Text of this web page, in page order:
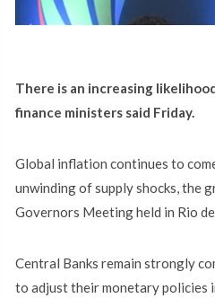
There is an increasing
finance ministers said Friday.
Global inflation continues to
unwinding of supply shocks, the
Governors Meeting held in Rio
Central Banks remain strongly
to adjust their monetary policies